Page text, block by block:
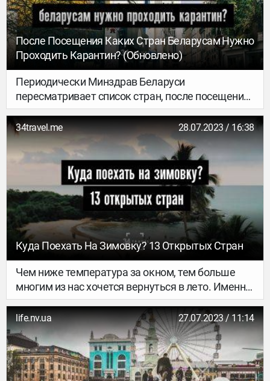
это было – слово ребятам.
После Посещения Каких Стран Беларусам Нужно
Проходить Карантин? (обновлено)
Периодически Минздрав Беларуси
пересматривает список стран, после посещения
которых нужно проходить карантин, или
самоизолироваться. Вот самые актуальные
данные.
34travel.me 28.07.2023 / 16:38
Куда Поехать На Зимовку? 13 Открытых Стран
Чем ниже температура за окном, тем больше
многим из нас хочется вернуться в лето. Именно
поэтому подготовили список стран, где можно
согреться этой зимой. Здесь 13 вариантов
бюджетных и «лакшери» курортов для тех, кто с
вакциной и без. Выбирай, что больше подходит.
Но не забывай, что правила въезда в страны
сейчас меняются очень часто, поэтому
life.nv.ua 27.07.2023 / 11:14